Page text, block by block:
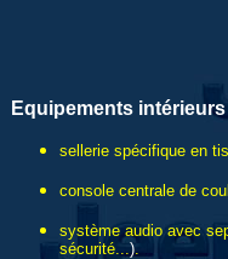
Equipements
sellerie spécifique en
console centrale de
système audio avec
sécurité...).